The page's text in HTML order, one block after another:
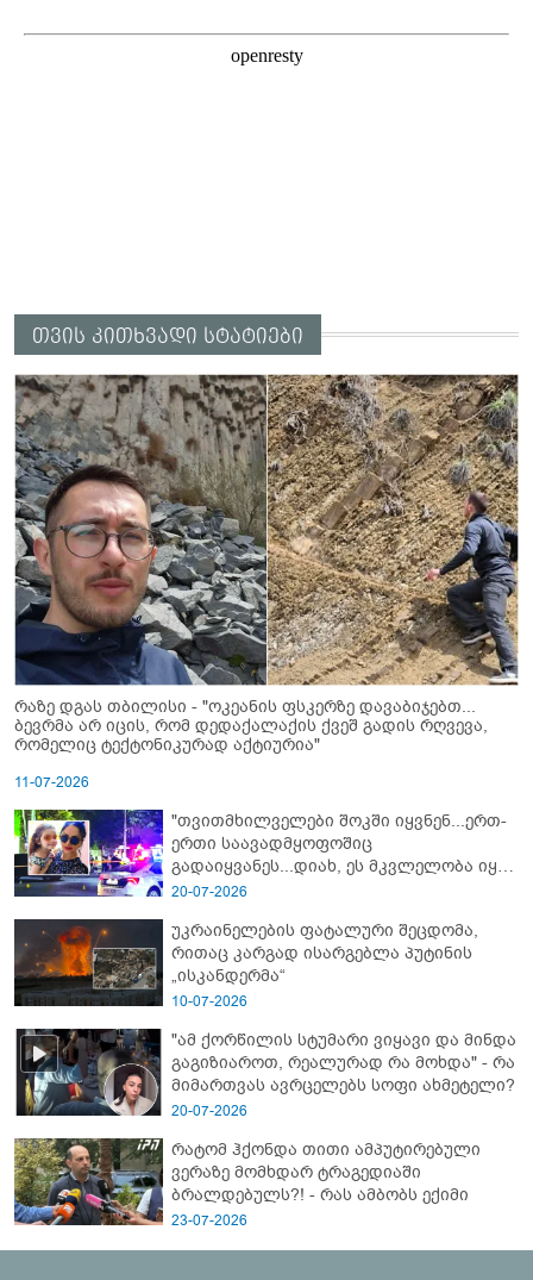
თვის კითხვადი სტატიები
რაზე დგას თბილისი - "ოკეანის ფსკერზე დავაბიჯებთ...
ბევრმა არ იცის, რომ დედაქალაქის ქვეშ გადის რღვევა,
რომელიც ტექტონიკურად აქტიურია"
11-07-2026
"თვითმხილველები შოკში იყვნენ...ერთ-
ერთი საავადმყოფოშიც
გადაიყვანეს...დიახ, ეს მკვლელობა იყო"
- გორში დატრიალებული ტრაგედიის
20-07-2026
უკრაინელების ფატალური შეცდომა,
რითაც კარგად ისარგებლა პუტინის
„ისკანდერმა“
10-07-2026
"ამ ქორწილის სტუმარი ვიყავი და მინდა
გაგიზიაროთ, რეალურად რა მოხდა" - რა
მიმართვას ავრცელებს სოფი ახმეტელი?
20-07-2026
რატომ ჰქონდა თითი ამპუტირებული
ვერაზე მომხდარ ტრაგედიაში
ბრალდებულს?! - რას ამბობს ექიმი
23-07-2026